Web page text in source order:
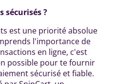
sécurisés ?
est une priorité absolue
l'importance de
en ligne, c'est
possible pour te fournir
sécurisé et fiable.